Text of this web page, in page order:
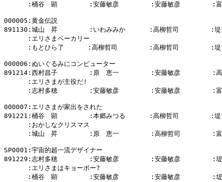
:桶谷　顕        :安藤敏彦        :安藤敏彦        :富
000005:黄金伝説
891130:城山　昇        :いわみみか      :高柳哲司        :堤
      :エリさまベーカリー
:もとひら了      :高柳哲司        :高柳哲司        :堤
000006:ぬいぐるみにコンピューター
891214:西村昌子        :原　恵一        :安藤敏彦        :高
      :エリさまが主役だ!
:志村多穂        :安藤敏彦        :安藤敏彦        :富
000007:エリさまが家出をされた
891221:桶谷　顕        :本郷みつる      :高柳哲司        :堤
      :おかしなクリスマス
:城山　昇        :原　恵一        :高柳哲司        :富
SP0001:宇宙的超一流デザイナー
891229:志村多穂        :安藤敏彦        :安藤敏彦        :堤
      :エリさまはキョーボー?
:桶谷　顕        :安藤敏彦        :安藤敏彦        :堤